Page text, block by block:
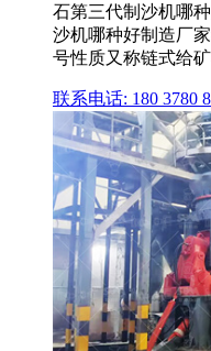
石第三代制沙机哪
沙机哪种好制造厂
号性质又称链式给矿
联系电话: 180 3780